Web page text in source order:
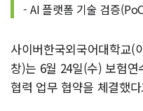
- AI 플랫폼 기술 검증
사이버한국외국어대학교(
창)는 6월 24일(수) 보험
협력 업무 협약을 체결했